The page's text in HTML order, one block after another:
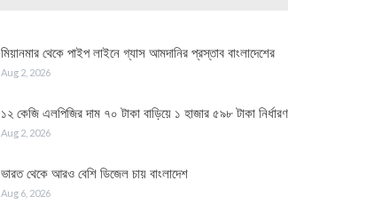
মিয়ানমার থেকে পাইপ লাইনে গ্যাস আমদানির প্রস্তাব বাংলাদেশের
Aug 2, 2026
১২ কেজি এলপিজির দাম ৭০ টাকা বাড়িয়ে ১ হাজার ৫৯৮ টাকা নির্ধারণ
Aug 2, 2026
ভারত থেকে আরও বেশি ডিজেল চায় বাংলাদেশ
Aug 6, 2026